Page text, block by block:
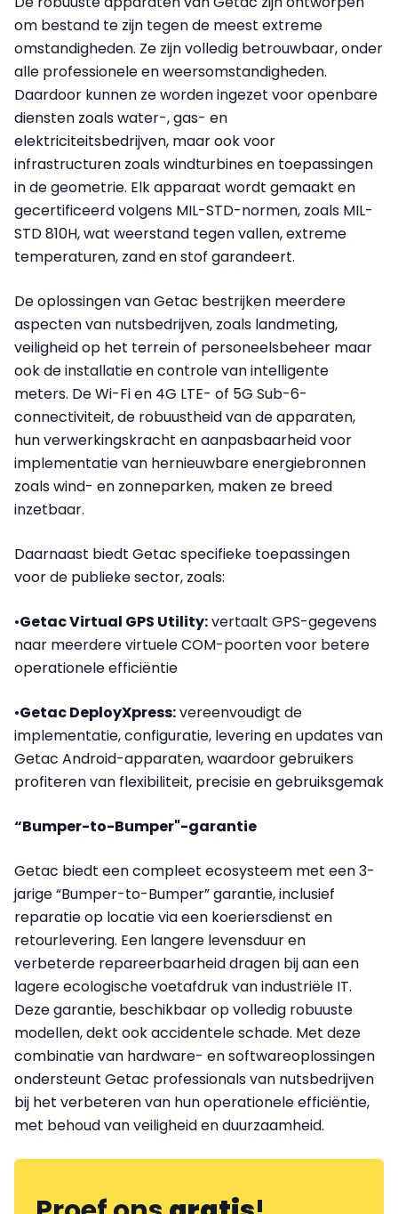
om bestand te zijn tegen de meest extreme
omstandigheden. Ze zijn volledig betrouwbaar, onder
alle professionele en weersomstandigheden.
Daardoor kunnen ze worden ingezet voor openbare
diensten zoals water-, gas- en
elektriciteitsbedrijven, maar ook voor
infrastructuren zoals windturbines en toepassingen
in de geometrie. Elk apparaat wordt gemaakt en
gecertificeerd volgens MIL-STD-normen, zoals MIL-
STD 810H, wat weerstand tegen vallen, extreme
temperaturen, zand en stof garandeert.
De oplossingen van Getac bestrijken meerdere
aspecten van nutsbedrijven, zoals landmeting,
veiligheid op het terrein of personeelsbeheer maar
ook de installatie en controle van intelligente
meters. De Wi-Fi en 4G LTE- of 5G Sub-6-
connectiviteit, de robuustheid van de apparaten,
hun verwerkingskracht en aanpasbaarheid voor
implementatie van hernieuwbare energiebronnen
zoals wind- en zonneparken, maken ze breed
inzetbaar.
Daarnaast biedt Getac specifieke toepassingen
voor de publieke sector, zoals:
•Getac Virtual GPS Utility:vertaalt GPS-gegevens
naar meerdere virtuele COM-poorten voor betere
operationele efficiëntie
•Getac DeployXpress:vereenvoudigt de
implementatie, configuratie, levering en updates van
Getac Android-apparaten, waardoor gebruikers
profiteren van flexibiliteit, precisie en gebruiksgemak
“Bumper-to-Bumper"-garantie
Getac biedt een compleet ecosysteem met een 3-
jarige “Bumper-to-Bumper” garantie, inclusief
reparatie op locatie via een koeriersdienst en
retourlevering. Een langere levensduur en
verbeterde repareerbaarheid dragen bij aan een
lagere ecologische voetafdruk van industriële IT.
Deze garantie, beschikbaar op volledig robuuste
modellen, dekt ook accidentele schade. Met deze
combinatie van hardware- en softwareoplossingen
ondersteunt Getac professionals van nutsbedrijven
bij het verbeteren van hun operationele efficiëntie,
met behoud van veiligheid en duurzaamheid.